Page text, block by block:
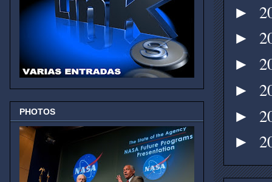
►
►
►
►
►
►
PHOTOS